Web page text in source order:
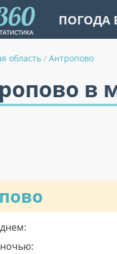
ПОГОДА
область / Антропово
в